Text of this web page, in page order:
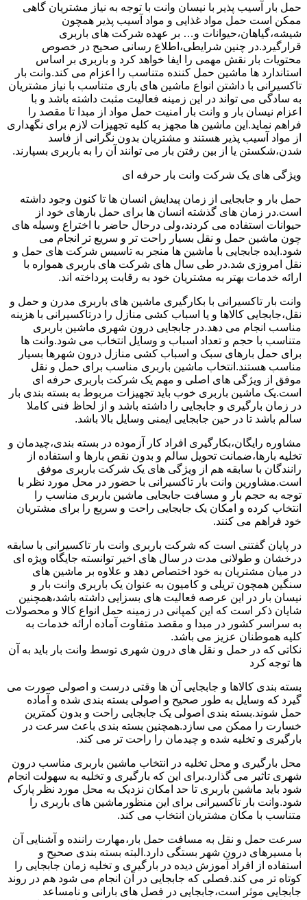
حمل بار آسیب پذیر با نیسان وانت با توجه به نیاز مشتریان گاهی
ممکن است حمل مواد غذایی و مواد آسیب پذیر همچون
شیشه،گیاهان،حیوانات و… بر عهده شرکت های باربری
قرارگیرد.در چنین شرایطی،اطلاع رسانی صحیح در خصوص
محتویات بار نقش مهمی را ایفا خواهد کرد و باربری بر اساس
استاندارد ها ماشین حمل کننده متناسب را اعزام می کند.وانت بار
تاکسیرانی با داشتن انواع ماشین های باری متناسب با نیاز مشتریان
به سادگی می تواند در این زمینه فعالیت مثبت داشته باشد و با
اعزام نیسان بار و وانت بار امنیت حمل مواد از مبدا تا مقصد را
فراهم نماید.این ماشین ها مجهز به کلیه تجهیزات لازم برای نگهداری
از مواد آسیب پذیر هستند و مشتریان بدون نگرانی از فاسد
شدن،شکستن یا از بین رفتن بار می توانند آن را به باربری بسپارند.
ویژگی های یک شرکت وانت بار حرفه ای
حمل بار و جابجایی از زمان پیدایش انسان ها تا کنون وجود داشته
است.در زمان های گذشته انسان ها برای حمل بارهای خود از
حیوانات استفاده می کردند،ولی درحال حاضر با اختراع وسیله های
چون ماشین حمل و نقل بسیار راحت تر و سریع تر انجام می
شود.ایده جابجایی با ماشین ها منجر به تاسیس شرکت های حمل و
نقل امروزی شد.در طی سال های شرکت های باربری همواره با
ارائه خدمات بهتر به مشتریان خود به رقابت پرداخته اند.
وانت بار تاکسیرانی با بکارگیری ماشین های باربری مدرن و حمل و
نقل،جابجایی کالاها و یا اسباب کشی منازل را درتاکسیرانی با هزینه
مناسب انجام می دهد.در جابجایی درون شهری ماشین باربری
متناسب با حجم و تعداد اسباب و وسایل انتخاب می شود.وانت ها
برای حمل بارهای سبک و اسباب کشی منازل درون شهرها بسیار
مناسب هستند.انتخاب ماشین باربری مناسب برای حمل و نقل
موفق از ویژگی های اصلی و مهم یک شرکت باربری حرفه ای
است.یک ماشین باربری خوب باید تجهیزات مربوط به بسته بندی بار
در زمان بارگیری و جابجایی را داشته باشد و از لحاظ فنی کاملا
سالم باشد تا در حین جابجایی ایمنی وسایل بالا باشد.
مشاوره رایگان،بکارگیری افراد کار آزموده در بسته بندی،چیدمان و
تخلیه بارها،ضمانت تحویل سالم و بدون نقص بارها و استفاده از
رانندگان با سابقه هم از ویژگی های یک شرکت باربری موفق
است.مشاورین وانت بار تاکسیرانی با حضور در محل مورد نظر با
توجه به حجم بار و مسافت جابجایی ماشین باربری مناسب را
انتخاب کرده و امکان یک جابجایی راحت و سریع را برای مشتریان
خود فراهم می کنند.
در پایان گفتنی است که شرکت باربری وانت بار تاکسیرانی با سابقه
درخشان و طولانی مدت در سال های اخیر توانسته جایگاه ویژه ای
در میان مشتریان به خود اختصاص دهد و علاوه بر ماشین های
سنگین همچون تریلی و کامیون به عنوان یک باربری وانت بار و
نیسان بار در این عرصه فعالیت های بسزایی داشته باشد،همچنین
شایان ذکر است که این کمپانی در زمینه حمل انواع کالا و محصولات
به سراسر کشور در مبدا و مقصد متفاوت آماده ارائه خدمات به
کلیه هموطنان عزیز می باشد.
نکاتی که در حمل و نقل های درون شهری توسط وانت بار باید به آن
ها توجه کرد
بسته بندی کالاها و جابجایی آن ها وقتی درست و اصولی صورت می
گیرد که وسایل به طور صحیح و اصولی بسته بندی شده و آماده
حمل شوند.بسته بندی اصولی یک جابجایی راحت و بدون کمترین
خسارت را ممکن می سازد.همچنین بسته بندی باعث سرعت در
بارگیری و تخلیه شده و چیدمان را راحت تر می کند.
محل بارگیری و محل تخلیه در انتخاب ماشین باربری مناسب درون
شهری تاثیر می گذارد.برای این که بارگیری و تخلیه به سهولت انجام
شود باید ماشین باربری تا حد امکان نزدیک به محل مورد نظر پارک
شود.وانت بار تاکسیرانی برای این منظورماشین های باربری را
متناسب با مکان مشتریان انتخاب می کند.
سرعت حمل و نقل به مسافت حمل بار،مهارت راننده و آشنایی آن
با مسیرهای درون شهر بستگی دارد.البته بسته بندی صحیح و
استفاده از افراد آموزش دیده در بارگیری و تخلیه زمان جابجایی را
کوتاه تر می کند.فصلی که جابجایی در آن انجام می شود هم در روند
جابجایی موثر است،جابجایی در فصل های بارانی و نامساعد